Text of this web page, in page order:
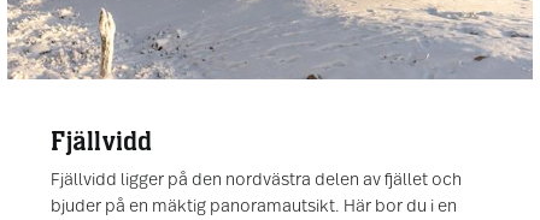
Fjällvidd
Fjällvidd ligger på den nordvästra delen av fjället och
bjuder på en mäktig panoramautsikt. Här bor du i en